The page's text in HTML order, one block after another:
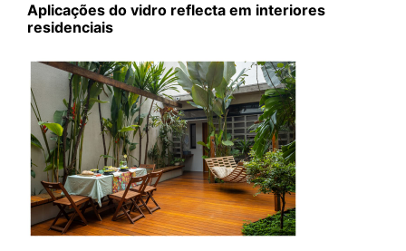
Aplicações do vidro reflecta em interiores
residenciais